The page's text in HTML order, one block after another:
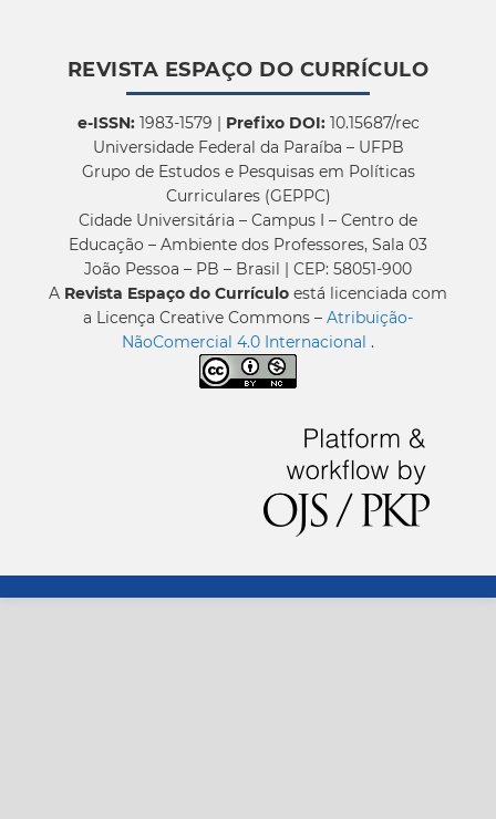
REVISTA ESPAÇO DO CURRÍCULO
e-ISSN:1983-1579 | Prefixo DOI:10.15687/rec
Universidade Federal da Paraíba – UFPB
Grupo de Estudos e Pesquisas em Políticas
Curriculares (GEPPC)
Cidade Universitária – Campus I – Centro de
Educação – Ambiente dos Professores, Sala 03
João Pessoa – PB – Brasil | CEP: 58051-900
A Revista Espaço do Currículo está licenciada com
a Licença Creative Commons – Atribuição-
NãoComercial 4.0 Internacional .